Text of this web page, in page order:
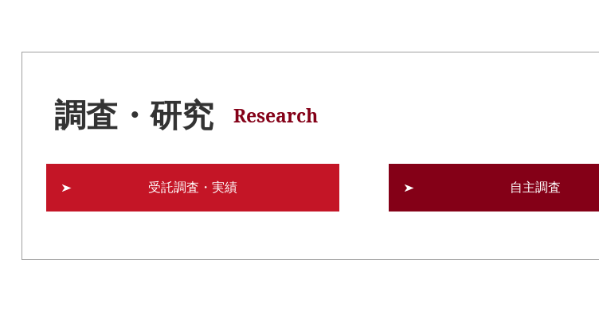
調査・研究 Research
受託調査・実績 自主調査